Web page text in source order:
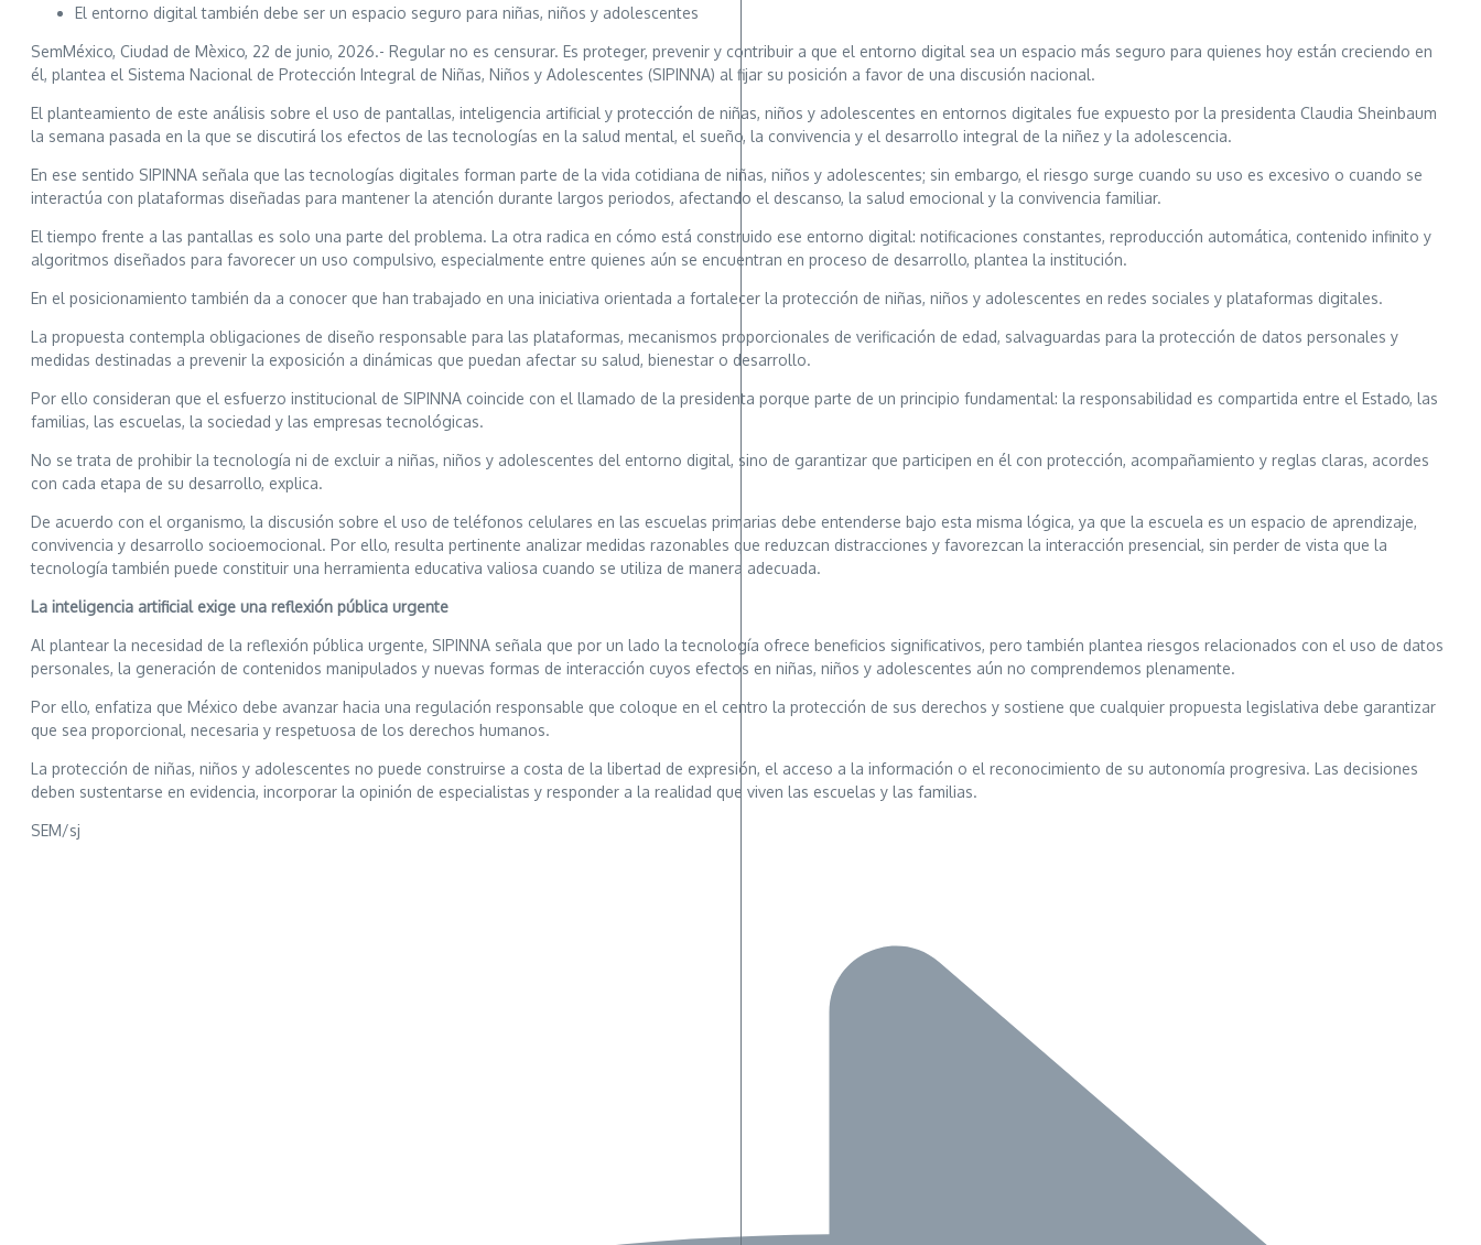
El entorno digital también debe ser un espacio seguro para niñas, niños y adolescentes
SemMéxico, Ciudad de Mèxico, 22 de junio, 2026.- Regular no es censurar. Es proteger, prevenir y contribuir a que el entorno digital sea un espacio más seguro para quienes hoy están creciendo en
él, plantea el Sistema Nacional de Protección Integral de Niñas, Niños y Adolescentes (SIPINNA) al fijar su posición a favor de una discusión nacional.
El planteamiento de este análisis sobre el uso de pantallas, inteligencia artificial y protección de niñas, niños y adolescentes en entornos digitales fue expuesto por la presidenta Claudia Sheinbaum
la semana pasada en la que se discutirá los efectos de las tecnologías en la salud mental, el sueño, la convivencia y el desarrollo integral de la niñez y la adolescencia.
En ese sentido SIPINNA señala que las tecnologías digitales forman parte de la vida cotidiana de niñas, niños y adolescentes; sin embargo, el riesgo surge cuando su uso es excesivo o cuando se
interactúa con plataformas diseñadas para mantener la atención durante largos periodos, afectando el descanso, la salud emocional y la convivencia familiar.
El tiempo frente a las pantallas es solo una parte del problema. La otra radica en cómo está construido ese entorno digital: notificaciones constantes, reproducción automática, contenido infinito y
algoritmos diseñados para favorecer un uso compulsivo, especialmente entre quienes aún se encuentran en proceso de desarrollo, plantea la institución.
En el posicionamiento también da a conocer que han trabajado en una iniciativa orientada a fortalecer la protección de niñas, niños y adolescentes en redes sociales y plataformas digitales.
La propuesta contempla obligaciones de diseño responsable para las plataformas, mecanismos proporcionales de verificación de edad, salvaguardas para la protección de datos personales y
medidas destinadas a prevenir la exposición a dinámicas que puedan afectar su salud, bienestar o desarrollo.
Por ello consideran que el esfuerzo institucional de SIPINNA coincide con el llamado de la presidenta porque parte de un principio fundamental: la responsabilidad es compartida entre el Estado, las
familias, las escuelas, la sociedad y las empresas tecnológicas.
No se trata de prohibir la tecnología ni de excluir a niñas, niños y adolescentes del entorno digital, sino de garantizar que participen en él con protección, acompañamiento y reglas claras, acordes
con cada etapa de su desarrollo, explica.
De acuerdo con el organismo, la discusión sobre el uso de teléfonos celulares en las escuelas primarias debe entenderse bajo esta misma lógica, ya que la escuela es un espacio de aprendizaje,
convivencia y desarrollo socioemocional. Por ello, resulta pertinente analizar medidas razonables que reduzcan distracciones y favorezcan la interacción presencial, sin perder de vista que la
tecnología también puede constituir una herramienta educativa valiosa cuando se utiliza de manera adecuada.
La inteligencia artificial exige una reflexión pública urgente
Al plantear la necesidad de la reflexión pública urgente, SIPINNA señala que por un lado la tecnología ofrece beneficios significativos, pero también plantea riesgos relacionados con el uso de datos
personales, la generación de contenidos manipulados y nuevas formas de interacción cuyos efectos en niñas, niños y adolescentes aún no comprendemos plenamente.
Por ello, enfatiza que México debe avanzar hacia una regulación responsable que coloque en el centro la protección de sus derechos y sostiene que cualquier propuesta legislativa debe garantizar
que sea proporcional, necesaria y respetuosa de los derechos humanos.
La protección de niñas, niños y adolescentes no puede construirse a costa de la libertad de expresión, el acceso a la información o el reconocimiento de su autonomía progresiva. Las decisiones
deben sustentarse en evidencia, incorporar la opinión de especialistas y responder a la realidad que viven las escuelas y las familias.
SEM/sj